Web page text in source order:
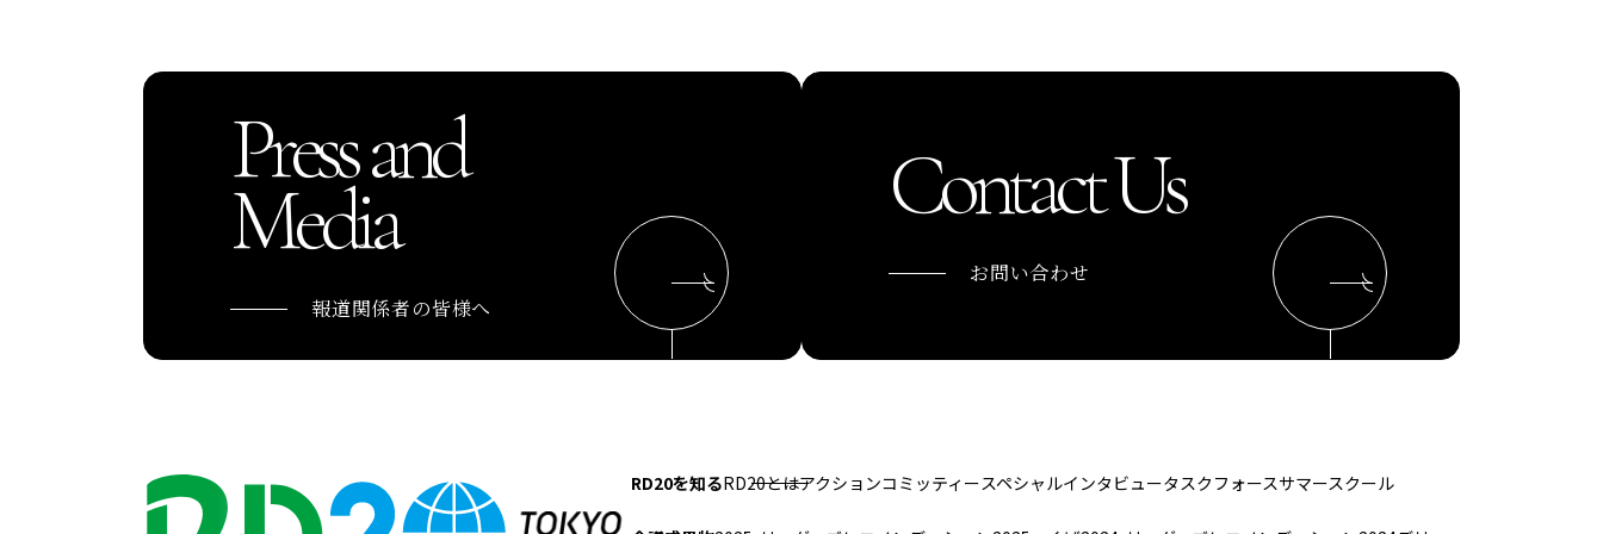
Press and
Media
報道関係者の皆様へ
Contact Us
お問い合わせ
RD20を知るRD20とはアクションコミッティースペシャルインタビュータスクフォースサマースクール